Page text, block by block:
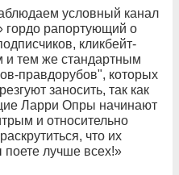
условный канал
рапортующий о
кликбейт-
и тем же стандартным
правдорубов", которых
заносить, так как
Ларри Опры начинают
и относительно
что их
лучше всех!»